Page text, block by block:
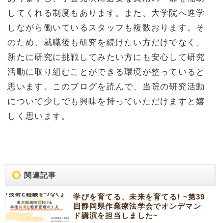
してくれる制度もあります。また、大学院へ進学
しながら働いているスタッフも複数おります。そ
のため、就職後も研究を続けたい方だけでなく、
新たに研究に挑戦してみたい方にも安心して研究
活動に取り組むことができる環境が整っていると
思います。このブログを読んで、当院の研究活動
について少しでも興味を持っていただけますと嬉
しく思います。
関連記事
学びを育てる、未来を育てる! ~第39
回静岡県作業療法学会でオンデマン
ド講演を担当しました~